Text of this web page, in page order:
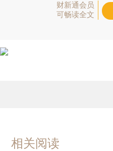
财新通会员
可畅读全文
相关阅读